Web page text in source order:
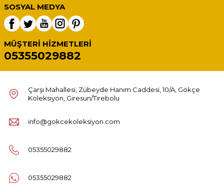
SOSYAL MEDYA
MÜŞTERI HIZMETLERI
05355029882
Çarşı Mahallesi, Zübeyde Hanım Caddesi, 10/A, Gökçe
Koleksiyon, Giresun/Tirebolu
info@gokcekoleksiyon.com
05355029882
05355029882